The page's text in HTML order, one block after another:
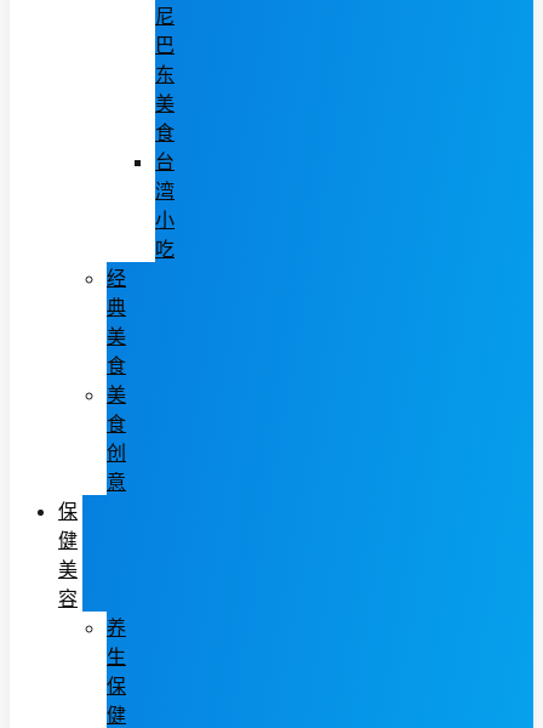
尼
巴
东
美
食
台
湾
小
吃
经
典
美
食
美
食
创
意
保
健
美
容
养
生
保
健